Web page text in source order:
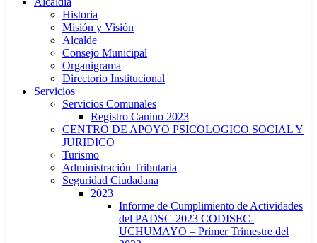
Historia
Misión y Visión
Alcalde
Consejo Municipal
Organigrama
Directorio Institucional
Servicios
Servicios Comunales
Registro Canino 2023
CENTRO DE APOYO PSICOLOGICO SOCIAL Y
JURIDICO
Turismo
Administración Tributaria
Seguridad Ciudadana
2023
Informe de Cumplimiento de Actividades
del PADSC-2023 CODISEC-
UCHUMAYO – Primer Trimestre del